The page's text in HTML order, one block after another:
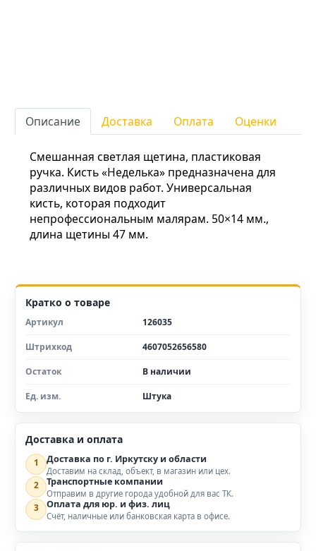
Описание Доставка Оплата Оценки
Смешанная светлая щетина, пластиковая
ручка. Кисть «Неделька» предназначена для
различных видов работ. Универсальная
кисть, которая подходит
непрофессиональным малярам. 50×14 мм.,
длина щетины 47 мм.
Кратко о товаре
Артикул 126035
Штрихкод 4607052656580
Остаток В наличии
Ед. изм. Штука
Доставка и оплата
1 Доставка по г. Иркутску и области
Доставим на склад, объект, в магазин или цех.
2 Транспортные компании
Отправим в другие города удобной для вас ТК.
3 Оплата для юр. и физ. лиц
Счёт, наличные или банковская карта в офисе.